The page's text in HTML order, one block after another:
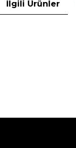
İlgili Ürünler